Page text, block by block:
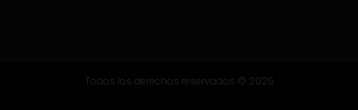
Todos los derechos reservados © 2026